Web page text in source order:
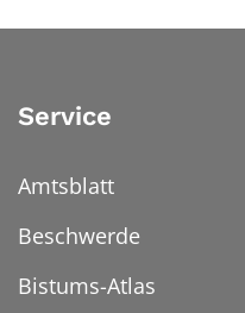
Service
Amtsblatt
Beschwerde
Bistums-Atlas